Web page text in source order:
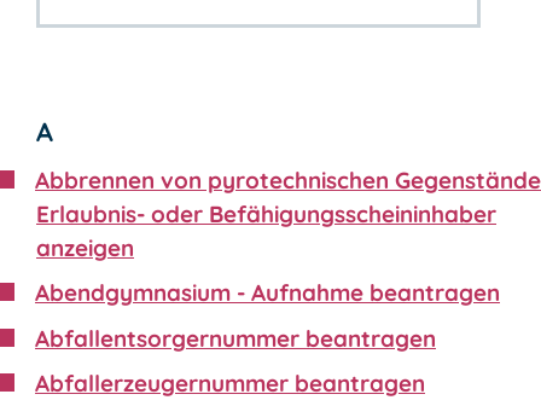
A
Abbrennen von pyrotechnischen
Erlaubnis- oder Befähigungsscheininhaber
anzeigen
Abendgymnasium - Aufnahme beantragen
Abfallentsorgernummer beantragen
Abfallerzeugernummer beantragen